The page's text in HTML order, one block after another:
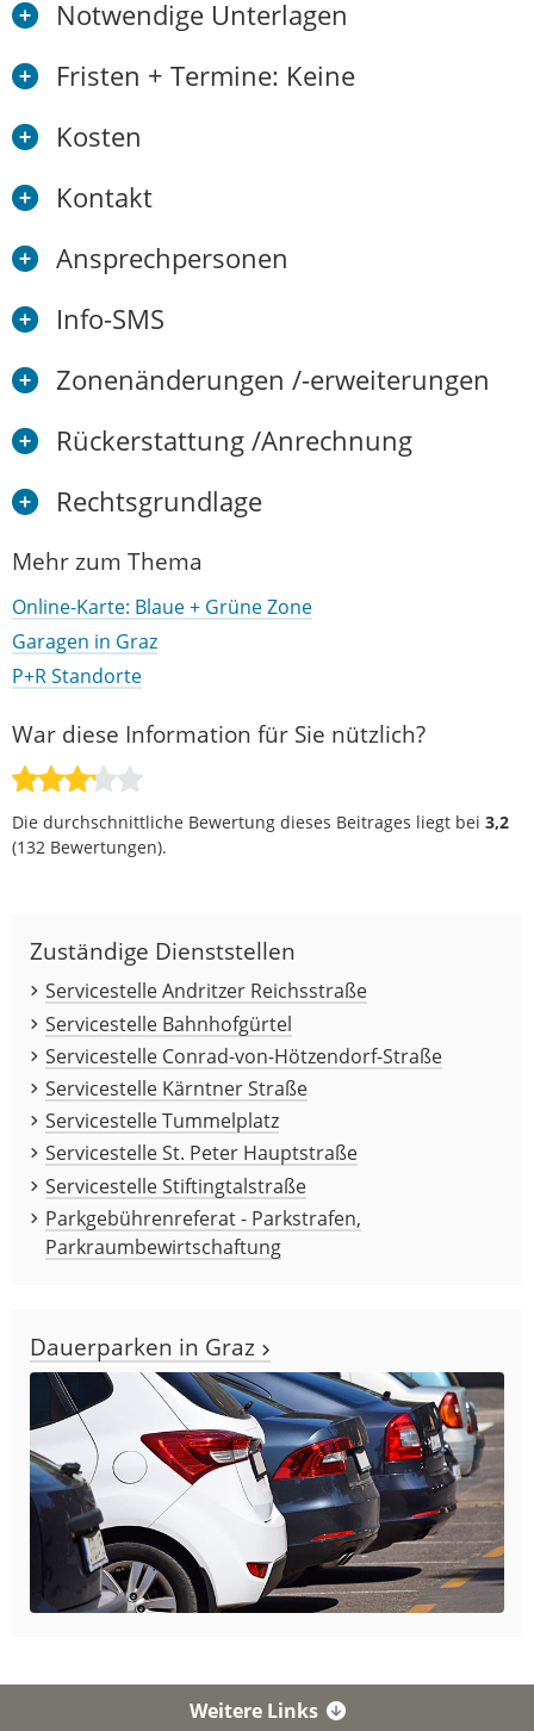
Notwendige Unterlagen
Fristen + Termine: Keine
Kosten
Kontakt
Ansprechpersonen
Info-SMS
Zonenänderungen /-erweiterungen
Rückerstattung /Anrechnung
Rechtsgrundlage
Mehr zum Thema
Online-Karte: Blaue + Grüne Zone
Garagen in Graz
P+R Standorte
War diese Information für Sie nützlich?
Die durchschnittliche Bewertung dieses Beitrages liegt bei 3,2
(132 Bewertungen).
Zuständige Dienststellen
Servicestelle Andritzer Reichsstraße
Servicestelle Bahnhofgürtel
Servicestelle Conrad-von-Hötzendorf-Straße
Servicestelle Kärntner Straße
Servicestelle Tummelplatz
Servicestelle St. Peter Hauptstraße
Servicestelle Stiftingtalstraße
Parkgebührenreferat - Parkstrafen,
Parkraumbewirtschaftung
Dauerparken in Graz
Weitere Links